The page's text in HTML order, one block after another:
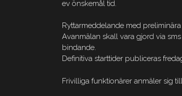
ev önskemål tid.
Ryttarmeddelande med
Avanmälan skall vara gjord via
bindande.
Definitiva starttider publiceras
Frivilliga funktionärer anmäler sig